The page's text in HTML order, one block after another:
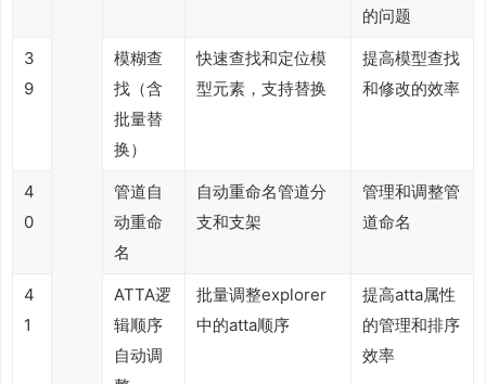
的问题
3
9
模糊查
找（含
批量替
换）
快速查找和定位模
型元素，支持替换
提高模型查找
和修改的效率
4
0
管道自
动重命
名
自动重命名管道分
支和支架
管理和调整管
道命名
4
1
ATTA逻
辑顺序
自动调
批量调整explorer
中的atta顺序
提高atta属性
的管理和排序
效率